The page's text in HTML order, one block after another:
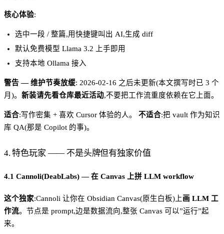
核心体验:
选中一段 / 整篇,用快捷键叫出 AI,生成 diff
默认免费模型 Llama 3.2 上手即用
支持本地 Ollama 接入
警告 — 维护节奏放缓: 2026-02-16 之后未更新(本文撰写时已 3 个
月)。 新装请先看仓库最近活动,不要把工作流重度依赖在它上面。
适合:写作密集 + 喜欢 Cursor 体验的人。 不适合:把 vault 作为知识
库 QA(那是 Copilot 的事)。
4. 特色玩家 —— 不是头牌但有独家价值
4.1 Cannoli(DeabLabs) — 在 Canvas 上拼 LLM workflow
这个独家:Cannoli 让你在 Obsidian Canvas(原生白板)上画 LLM 工
作流。节点是 prompt,边是数据流向,整张 Canvas 可以”运行”起
来。